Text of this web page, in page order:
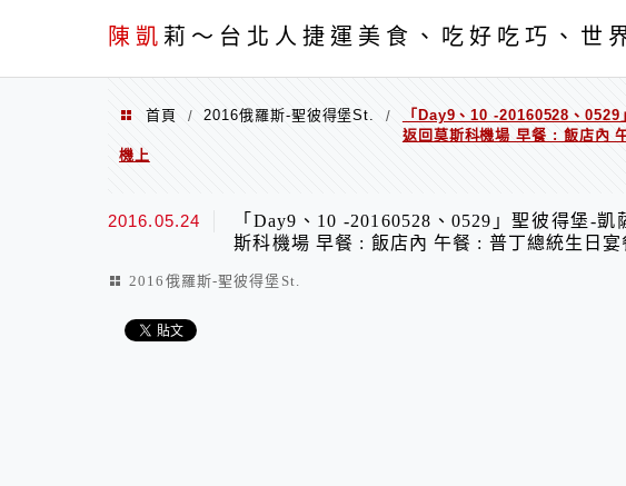
陳凱 莉～台北人捷運美食、吃好吃巧、世
menu
首頁 / 2016俄羅斯-聖彼得堡St. /
「Day9、10 -20160528、
返回莫斯科機場 早餐 : 飯店內
機上
2016.05.24
「Day9、10 -20160528、0529」聖彼得堡-
斯科機場 早餐 : 飯店內 午餐 : 普丁總統生日
2016俄羅斯-聖彼得堡St.